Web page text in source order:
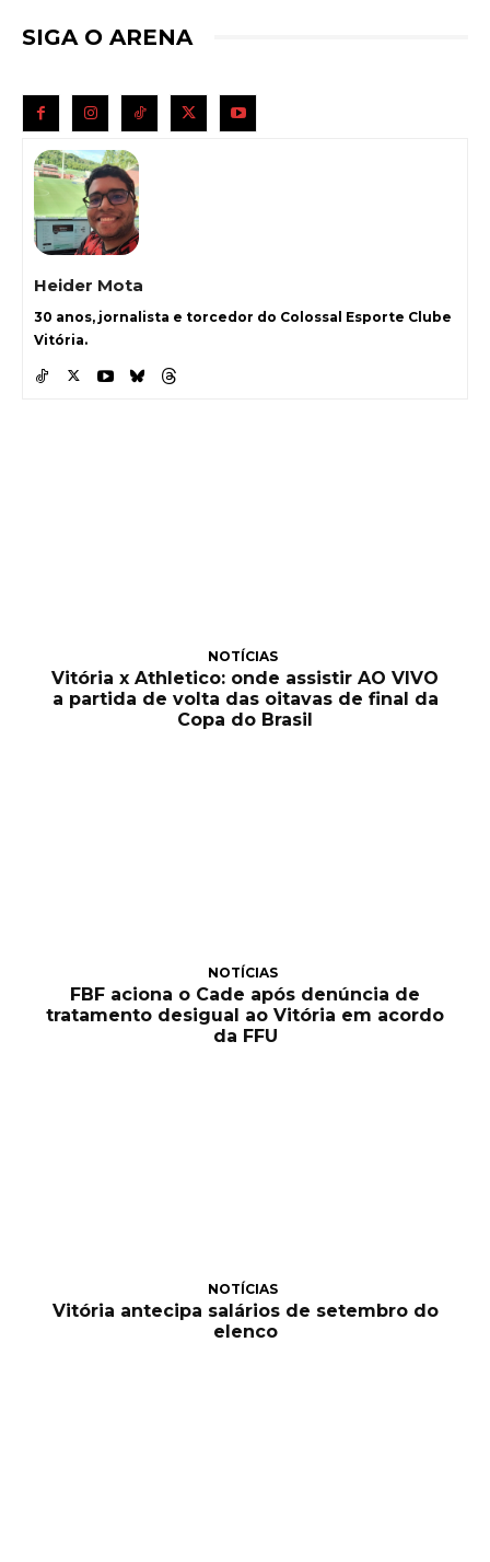
SIGA O ARENA
Heider Mota
30 anos, jornalista e torcedor do Colossal Esporte Clube
Vitória.
NOTÍCIAS
Vitória x Athletico: onde assistir AO VIVO
a partida de volta das oitavas de final da
Copa do Brasil
NOTÍCIAS
FBF aciona o Cade após denúncia de
tratamento desigual ao Vitória em acordo
da FFU
NOTÍCIAS
Vitória antecipa salários de setembro do
elenco